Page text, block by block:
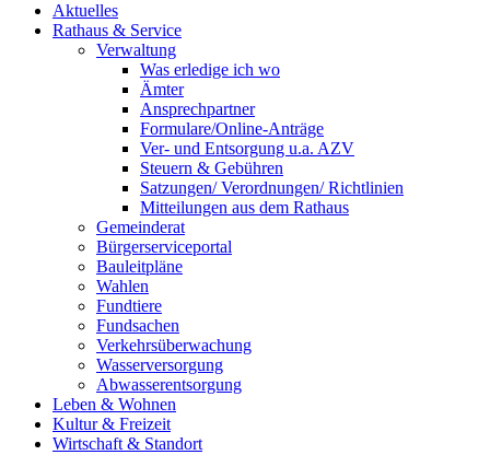
Aktuelles
Rathaus & Service
Verwaltung
Was erledige ich wo
Ämter
Ansprechpartner
Formulare/Online-Anträge
Ver- und Entsorgung u.a. AZV
Steuern & Gebühren
Satzungen/ Verordnungen/ Richtlinien
Mitteilungen aus dem Rathaus
Gemeinderat
Bürgerserviceportal
Bauleitpläne
Wahlen
Fundtiere
Fundsachen
Verkehrsüberwachung
Wasserversorgung
Abwasserentsorgung
Leben & Wohnen
Kultur & Freizeit
Wirtschaft & Standort